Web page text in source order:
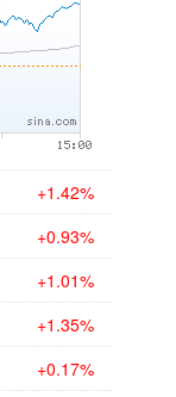
+1.42%
+0.93%
+1.01%
+1.35%
+0.17%